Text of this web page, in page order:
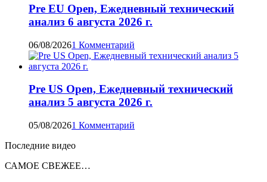
Pre EU Open, Ежедневный технический
анализ 6 августа 2026 г.
06/08/20261 Комментарий
Pre US Open, Ежедневный технический
анализ 5 августа 2026 г.
05/08/20261 Комментарий
Последние видео
САМОЕ СВЕЖЕЕ…